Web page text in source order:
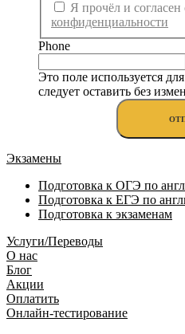
Я прочёл и согласен
конфиденциальности
Phone
Это поле используется
следует оставить без
Экзамены
Подготовка к ОГЭ по
Подготовка к ЕГЭ по
Подготовка к экзаменам
Услуги/Переводы
О нас
Блог
Акции
Оплатить
Онлайн-тестирование